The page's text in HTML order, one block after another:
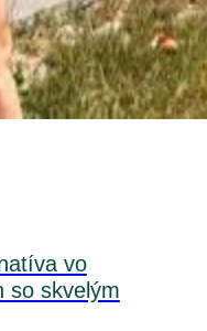
vo
so skvelým